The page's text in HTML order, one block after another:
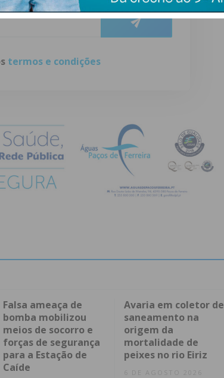
termos e condições
Falsa ameaça de
bomba mobilizou
meios de socorro e
forças de segurança
para a Estação de
Caíde
Avaria em coletor de
saneamento na
origem da
mortalidade de
peixes no rio Eiriz
6 DE AGOSTO 2026